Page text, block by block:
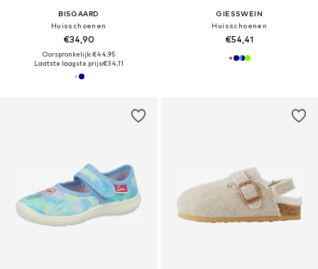
BISGAARD
Huisschoenen
€34,90
Oorspronkelijk: €44,95
Laatste laagste prijs:€34,11
GIESSWEIN
Huisschoenen
€54,41